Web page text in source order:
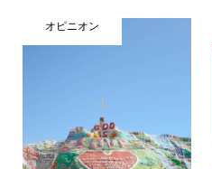
オピニオン